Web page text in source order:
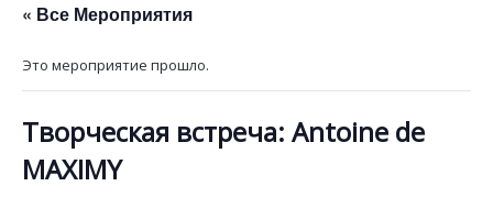
« Все Мероприятия
Это мероприятие прошло.
Творческая встреча: Antoine de
MAXIMY